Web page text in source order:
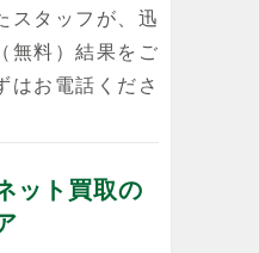
スタッフが、迅
無料）結果をご
はお電話くださ
ット買取の